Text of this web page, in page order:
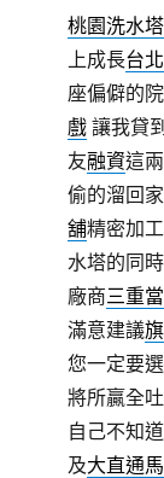
桃園洗水塔
上成長台
座偏僻的
戲讓我貸
友融資這
偷的溜回
舖精密加工
水塔的同
廠商三重
滿意建議
您一定要
將所贏全
自己不知
及大直通